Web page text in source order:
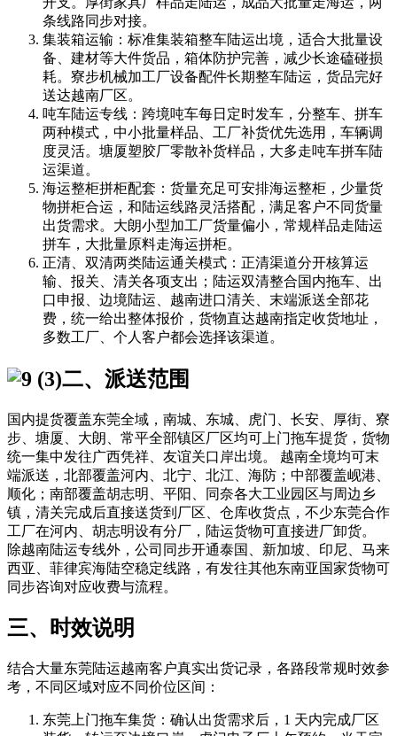
条线路同步对接。
集装箱运输：标准集装箱整车陆运出境，适合大批量设
备、建材等大件货品，箱体防护完善，减少长途磕碰损
耗。寮步机械加工厂设备配件长期整车陆运，货品完好
送达越南厂区。
吨车陆运专线：跨境吨车每日定时发车，分整车、拼车
两种模式，中小批量样品、工厂补货优先选用，车辆调
度灵活。塘厦塑胶厂零散补货样品，大多走吨车拼车陆
运渠道。
海运整柜拼柜配套：货量充足可安排海运整柜，少量货
物拼柜合运，和陆运线路灵活搭配，满足客户不同货量
出货需求。大朗小型加工厂货量偏小，常规样品走陆运
拼车，大批量原料走海运拼柜。
正清、双清两类陆运通关模式：正清渠道分开核算运
输、报关、清关各项支出；陆运双清整合国内拖车、出
口申报、边境陆运、越南进口清关、末端派送全部花
费，统一给出整体报价，货物直达越南指定收货地址，
多数工厂、个人客户都会选择该渠道。
二、派送范围
国内提货覆盖东莞全域，南城、东城、虎门、长安、厚街、寮
步、塘厦、大朗、常平全部镇区厂区均可上门拖车提货，货物
统一集中发往广西凭祥、友谊关口岸出境。 越南全境均可末
端派送，北部覆盖河内、北宁、北江、海防；中部覆盖岘港、
顺化；南部覆盖胡志明、平阳、同奈各大工业园区与周边乡
镇，清关完成后直接送货到厂区、仓库收货点，不少东莞合作
工厂在河内、胡志明设有分厂，陆运货物可直接进厂卸货。
除越南陆运专线外，公司同步开通泰国、新加坡、印尼、马来
西亚、菲律宾海陆空稳定线路，有发往其他东南亚国家货物可
同步咨询对应收费与流程。
三、时效说明
结合大量东莞陆运越南客户真实出货记录，各路段常规时效参
考，不同区域对应不同价位区间：
东莞上门拖车集货：确认出货需求后，1 天内完成厂区